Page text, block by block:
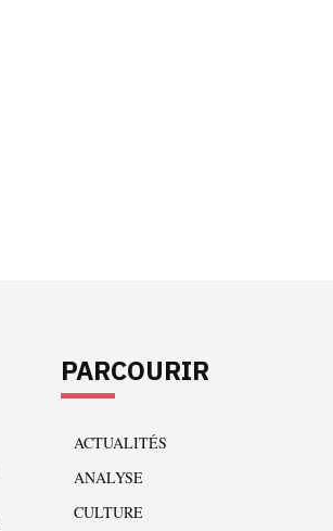
PARCOURIR
ACTUALITÉS
ANALYSE
CULTURE